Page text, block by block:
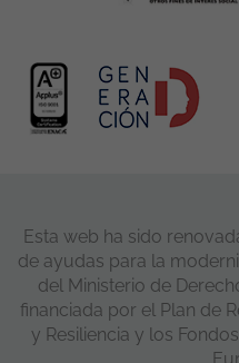
Esta web ha sido
de ayudas para la
del Ministerio de
financiada por el Plan de
y Resiliencia y los